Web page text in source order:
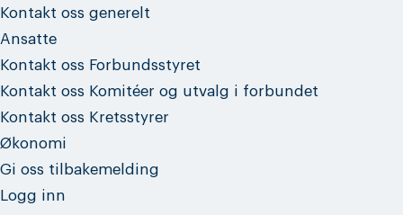
Kontakt oss generelt
Ansatte
Kontakt oss Forbundsstyret
Kontakt oss Komitéer og utvalg i forbundet
Kontakt oss Kretsstyrer
Økonomi
Gi oss tilbakemelding
Logg inn